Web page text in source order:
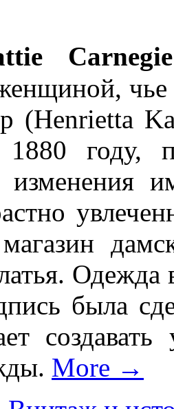
Carnegie
(Henrietta
году,
изменения
магазин
была
More →